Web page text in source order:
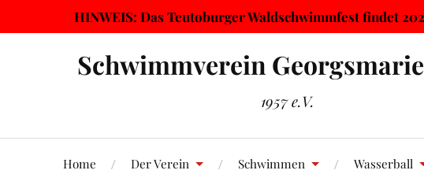
HINWEIS: Das Teutoburger Waldschwimmfest findet
Schwimmverein
1957 e.V.
Home Der Verein Schwimmen Wasserball